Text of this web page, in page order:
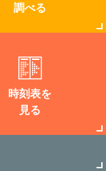
調べる
時刻表を
見る